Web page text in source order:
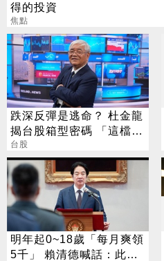
得的投資
焦點
跌深反彈是逃命？ 杜金龍
揭台股箱型密碼 「這檔」
手腳要快
台股
明年起0~18歲「每月爽領
5千」 賴清德喊話：此時